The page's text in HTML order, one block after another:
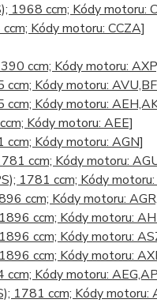
1968 ccm; Kódy motoru:
Kódy motoru: CCZA]
ccm; Kódy motoru:
Kódy motoru:
Kódy motoru:
Kódy motoru: AEE]
Kódy motoru: AGN]
ccm; Kódy motoru:
1781 ccm; Kódy motoru:
ccm; Kódy motoru:
ccm; Kódy motoru:
ccm; Kódy motoru:
ccm; Kódy motoru:
Kódy motoru:
1781 ccm; Kódy motoru: